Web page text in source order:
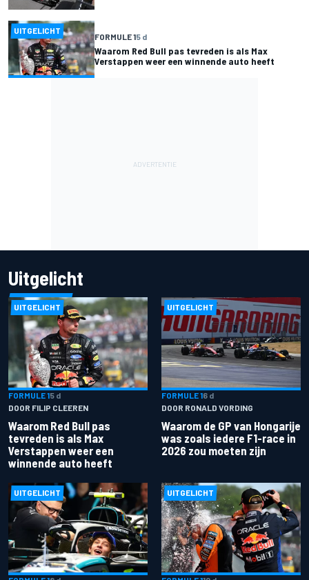
UITGELICHT
FORMULE 15 d
Waarom Red Bull pas tevreden is als Max
Verstappen weer een winnende auto heeft
Uitgelicht
UITGELICHT
FORMULE 15 d
DOOR FILIP CLEEREN
Waarom Red Bull pas
tevreden is als Max
Verstappen weer een
winnende auto heeft
UITGELICHT
FORMULE 16 d
DOOR RONALD VORDING
Waarom de GP van Hongarije
was zoals iedere F1-race in
2026 zou moeten zijn
UITGELICHT UITGELICHT